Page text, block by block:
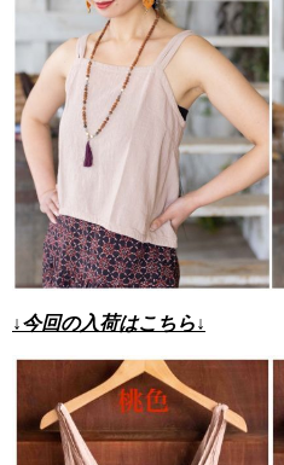
↓今回の入荷はこちら↓